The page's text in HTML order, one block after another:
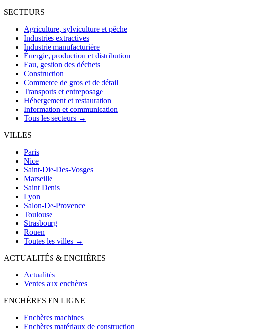
SECTEURS
Agriculture, sylviculture et pêche
Industries extractives
Industrie manufacturière
Énergie, production et distribution
Eau, gestion des déchets
Construction
Commerce de gros et de détail
Transports et entreposage
Hébergement et restauration
Information et communication
Tous les secteurs →
VILLES
Paris
Nice
Saint-Die-Des-Vosges
Marseille
Saint Denis
Lyon
Salon-De-Provence
Toulouse
Strasbourg
Rouen
Toutes les villes →
ACTUALITÉS & ENCHÈRES
Actualités
Ventes aux enchères
ENCHÈRES EN LIGNE
Enchères machines
Enchères matériaux de construction